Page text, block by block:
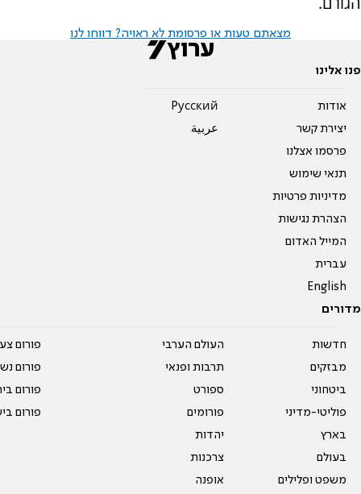
מצאתם טעות או פרסומת לא ראויה? דווחו לנו
פנו אלינו
אודות
יצירת קשר
פרסמו אצלנו
תנאי שימוש
מדיניות פרטיות
הצהרת נגישות
המייל האדום
עברית
English
Pусский
عربية
מדורים
חדשות
מבזקים
ביטחוני
פוליטי-מדיני
בארץ
בעולם
משפט ופלילים
העולם הערבי
תרבות ופנאי
ספורט
פורומים
יהדות
צרכנות
אופנה
פורום
פורום
פורום
פורום